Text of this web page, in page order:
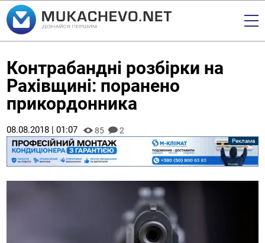
Контрабандні розбірки на
Рахівщині: поранено
прикордонника
08.08.2018 | 01:07 85 2